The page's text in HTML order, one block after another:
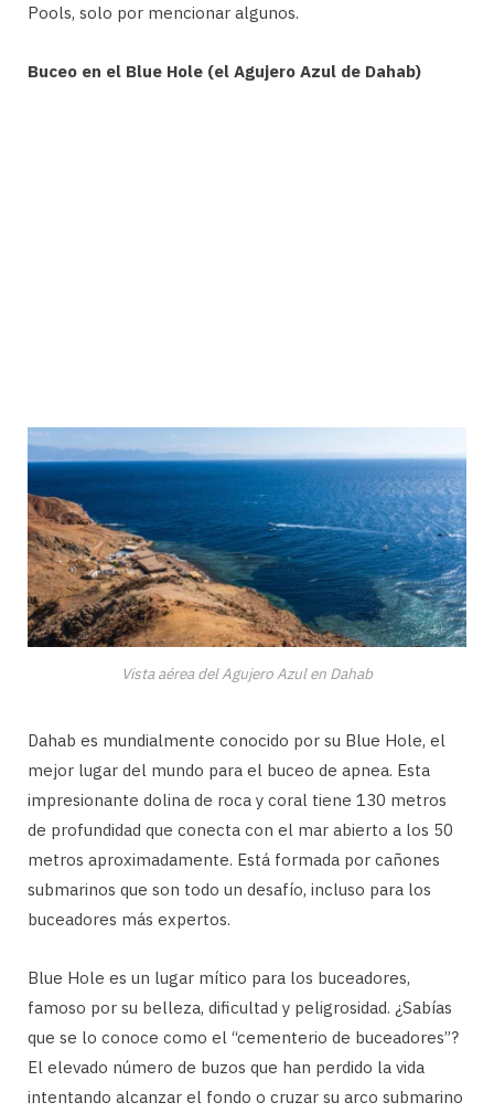
Pools, solo por mencionar algunos.
Buceo en el Blue Hole (el Agujero Azul de Dahab)
Vista aérea del Agujero Azul en Dahab
Dahab es mundialmente conocido por su Blue Hole, el
mejor lugar del mundo para el buceo de apnea. Esta
impresionante dolina de roca y coral tiene 130 metros
de profundidad que conecta con el mar abierto a los 50
metros aproximadamente. Está formada por cañones
submarinos que son todo un desafío, incluso para los
buceadores más expertos.
Blue Hole es un lugar mítico para los buceadores,
famoso por su belleza, dificultad y peligrosidad. ¿Sabías
que se lo conoce como el “cementerio de buceadores”?
El elevado número de buzos que han perdido la vida
intentando alcanzar el fondo o cruzar su arco submarino